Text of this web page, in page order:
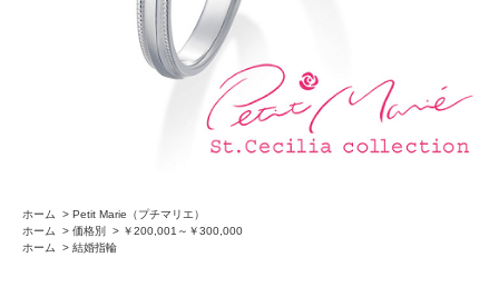
ホーム > Petit Marie（プチマリエ）
ホーム
> 価格別 > ￥200,001～￥300,000
ホーム
> 結婚指輪